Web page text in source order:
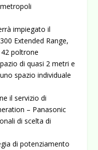
impiegato il
Extended Range,
poltrone
di quasi 2 metri e
spazio individuale
il servizio di
– Panasonic
di scelta di
di potenziamento